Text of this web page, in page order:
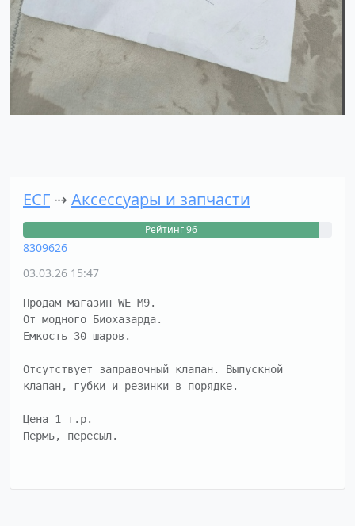
ЕСГ ⇢ Аксессуары и запчасти
Рейтинг 96
8309626
03.03.26 15:47
Продам магазин WE M9.
От модного Биохазарда.
Емкость 30 шаров.
Отсутствует заправочный клапан. Выпускной
клапан, губки и резинки в порядке.
Цена 1 т.р.
Пермь, пересыл.